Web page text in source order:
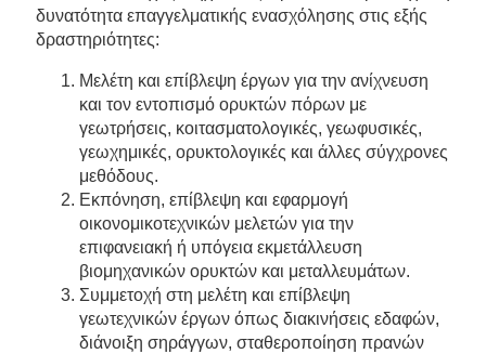
δυνατότητα επαγγελματικής ενασχόλησης στις εξής
δραστηριότητες:
Μελέτη και επίβλεψη έργων για την ανίχνευση
και τον εντοπισμό ορυκτών πόρων με
γεωτρήσεις, κοιτασματολογικές, γεωφυσικές,
γεωχημικές, ορυκτολογικές και άλλες σύγχρονες
μεθόδους.
Εκπόνηση, επίβλεψη και εφαρμογή
οικονομικοτεχνικών μελετών για την
επιφανειακή ή υπόγεια εκμετάλλευση
βιομηχανικών ορυκτών και μεταλλευμάτων.
Συμμετοχή στη μελέτη και επίβλεψη
γεωτεχνικών έργων όπως διακινήσεις εδαφών,
διάνοιξη σηράγγων, σταθεροποίηση πρανών